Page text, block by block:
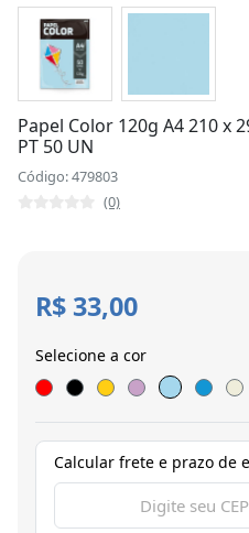
Papel Color 120g A4 210 x
PT 50 UN
Código: 479803
(0)
R$ 33,00
Selecione a cor
Calcular frete e prazo de